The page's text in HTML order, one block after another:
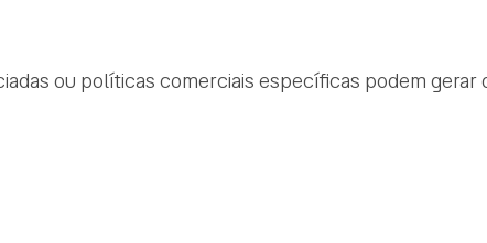
ou políticas comerciais específicas podem